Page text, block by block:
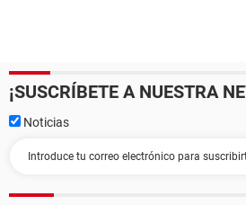
¡SUSCRÍBETE A NUESTRA
Noticias